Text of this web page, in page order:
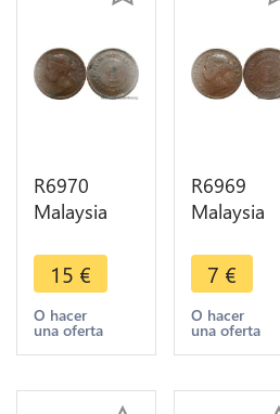
R6970
Malaysia
Settlements
One Cent
Victoria
1874 ->
15 €
O hacer
una oferta
R6969
Malaysia
Settlements
One Cent
Victoria
1901 ->
7 €
O hacer
una oferta